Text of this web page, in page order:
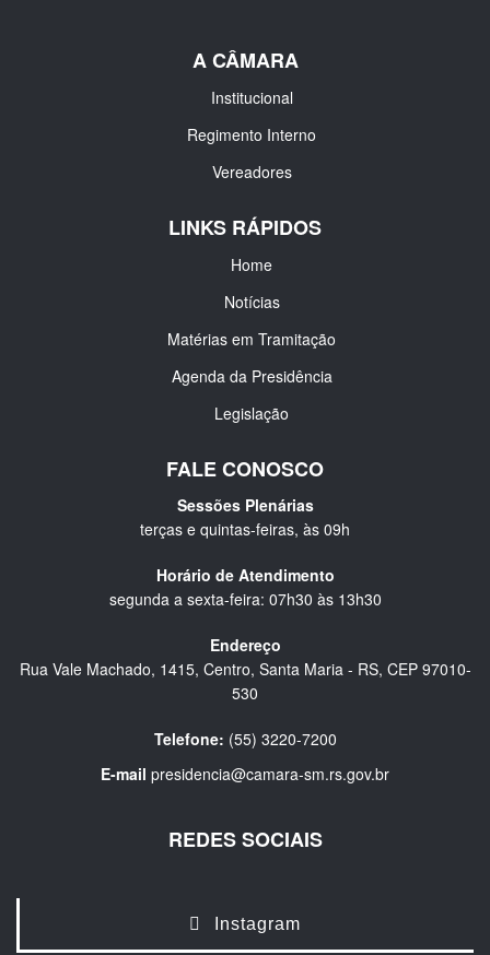
A CÂMARA
Institucional
Regimento Interno
Vereadores
LINKS RÁPIDOS
Home
Notícias
Matérias em Tramitação
Agenda da Presidência
Legislação
FALE CONOSCO
Sessões Plenárias
terças e quintas-feiras, às 09h
Horário de Atendimento
segunda a sexta-feira: 07h30 às 13h30
Endereço
Rua Vale Machado, 1415, Centro, Santa Maria - RS, CEP 97010-
530
Telefone: (55) 3220-7200
E-mail presidencia@camara-sm.rs.gov.br
REDES SOCIAIS
Instagram